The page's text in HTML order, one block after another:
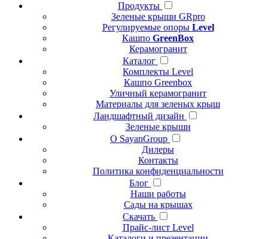
Продукты
Зеленые крыши GRpro
Регулируемые опоры Level
Кашпо GreenBox
Керамогранит
Каталог
Комплекты Level
Кашпо Greenbox
Уличный керамогранит
Материалы для зеленых крыш
Ландшафтный дизайн
Зеленые крыши
О SayanGroup
Дилеры
Контакты
Политика конфиденциальности
Блог
Наши работы
Сады на крышах
Скачать
Прайс-лист Level